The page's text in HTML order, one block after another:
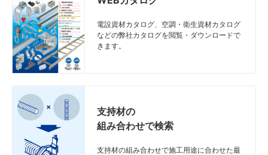
電設資材カタログ、空調・衛生資材カタログ
などの弊社カタログを閲覧・ダウンロードで
きます。
支持材の
組み合わせで検索
支持材の組み合わせで施工用途に合わせた最